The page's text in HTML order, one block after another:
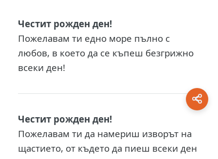
Честит рожден ден!
Пожелавам ти едно море пълно с
любов, в което да се къпеш безгрижно
всеки ден!
Честит рожден ден!
Пожелавам ти да намериш изворът на
щастието, от където да пиеш всеки ден